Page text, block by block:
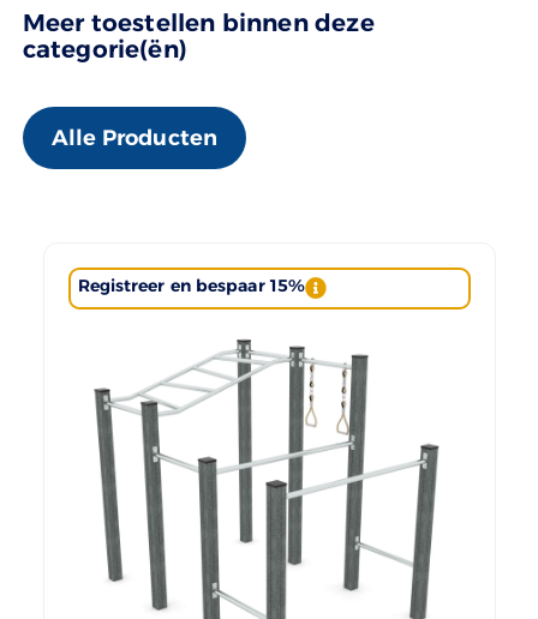
Meer toestellen binnen deze
categorie(ën)
Alle Producten
Registreer en bespaar 15%